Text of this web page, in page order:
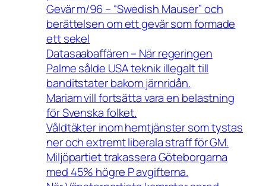
Gevär m/96 – “Swedish Mauser” och
berättelsen om ett gevär som formade
ett sekel
Datasaabaffären – När regeringen
Palme sålde USA teknik illegalt till
banditstater bakom järnridån.
Mariam vill fortsätta vara en belastning
för Svenska folket.
Våldtäkter inom hemtjänster som tystas
ner och extremt liberala straff för GM.
Miljöpartiet trakassera Göteborgarna
med 45% högre P avgifterna.